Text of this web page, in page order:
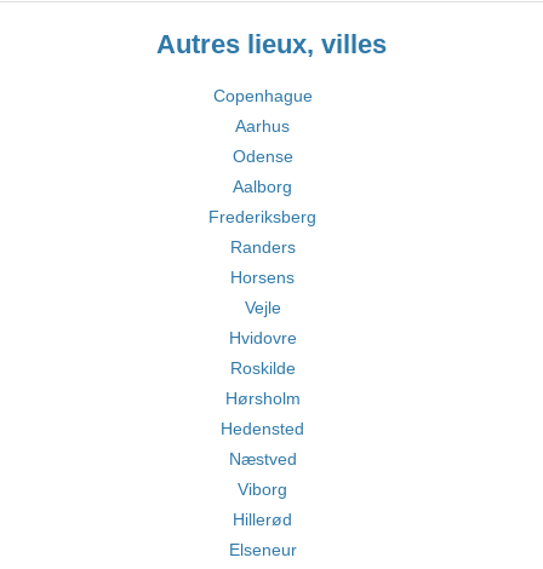
Autres lieux, villes
Copenhague
Aarhus
Odense
Aalborg
Frederiksberg
Randers
Horsens
Vejle
Hvidovre
Roskilde
Hørsholm
Hedensted
Næstved
Viborg
Hillerød
Elseneur